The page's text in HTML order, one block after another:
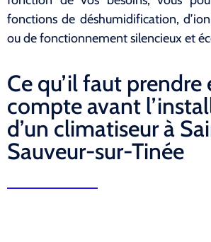
fonctions de déshumidification,
ou de fonctionnement silencieux et
Ce qu’il faut prendre
compte avant
d’un climatiseur à
Sauveur-sur-Tinée